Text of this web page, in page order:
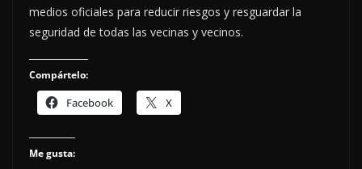
medios oficiales para reducir riesgos y resguardar la
seguridad de todas las vecinas y vecinos.
Compártelo:
Facebook X
Me gusta: